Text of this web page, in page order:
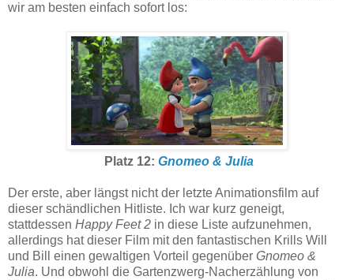
wir am besten einfach sofort los:
Platz 12: Gnomeo & Julia
Der erste, aber längst nicht der letzte Animationsfilm auf
dieser schändlichen Hitliste. Ich war kurz geneigt,
stattdessen Happy Feet 2 in diese Liste aufzunehmen,
allerdings hat dieser Film mit den fantastischen Krills Will
und Bill einen gewaltigen Vorteil gegenüber Gnomeo &
Julia. Und obwohl die Gartenzwerg-Nacherzählung von